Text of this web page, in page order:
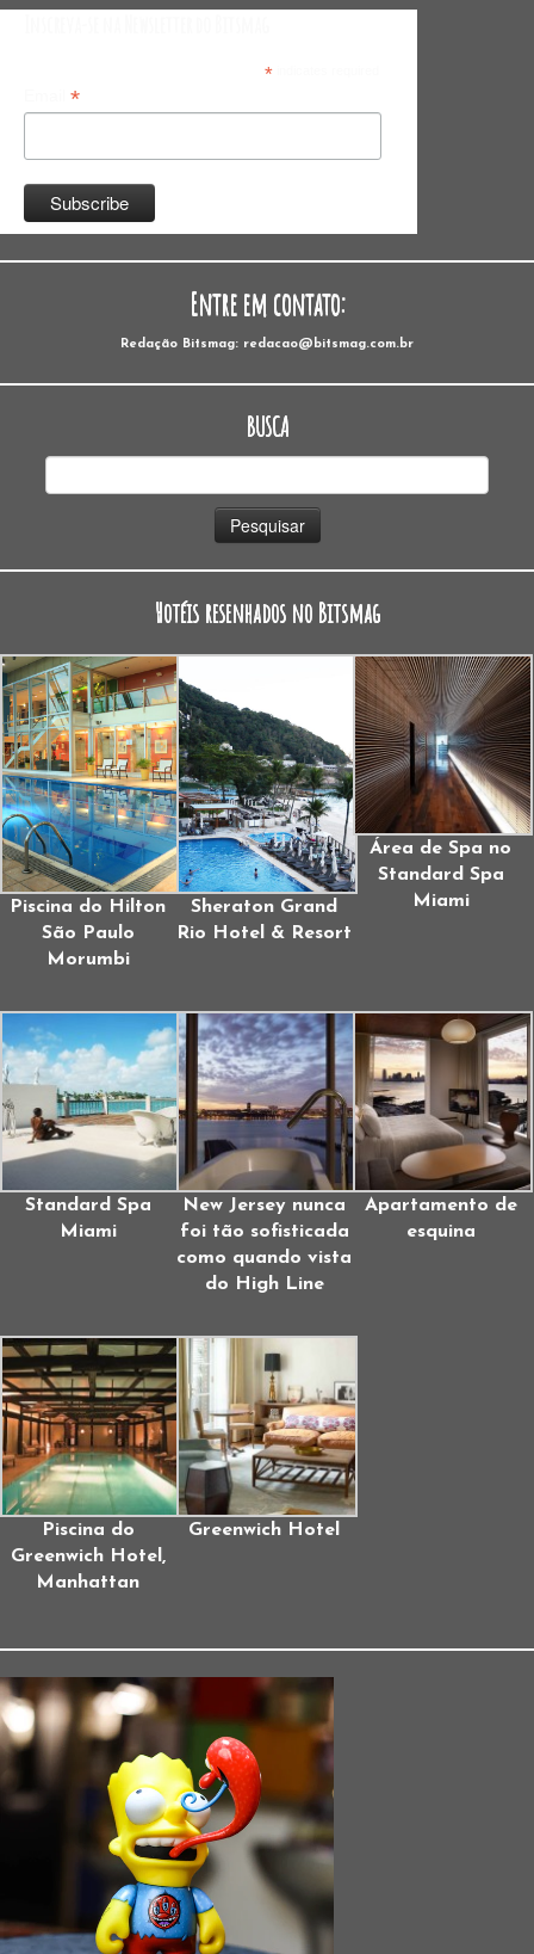
*indicates required
*
Entre em contato:
Redação Bitsmag: redacao@bitsmag.com.br
BUSCA
Hotéis resenhados no Bitsmag
Piscina do Hilton
São Paulo
Morumbi
Sheraton Grand
Rio Hotel & Resort
Área de Spa no
Standard Spa
Miami
Standard Spa
Miami
New Jersey nunca
foi tão sofisticada
como quando vista
do High Line
Apartamento de
esquina
Piscina do
Greenwich Hotel,
Manhattan
Greenwich Hotel